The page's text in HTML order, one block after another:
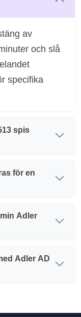
av
och slå
specifika
spis
för en
Adler
Adler AD